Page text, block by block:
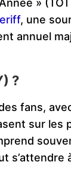
»
, une
annuel
?
fans,
sur les
s’attendre